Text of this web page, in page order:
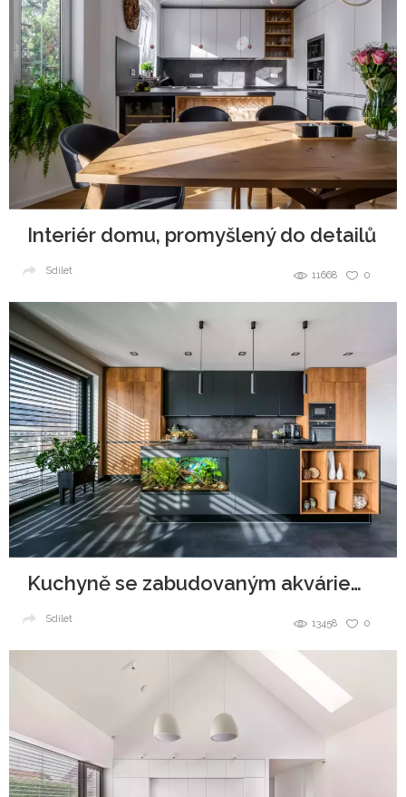
Interiér domu, promyšlený do detailů
0
11668
Sdílet
Kuchyně se zabudovaným akváriem v ostrůvku
0
13458
Sdílet